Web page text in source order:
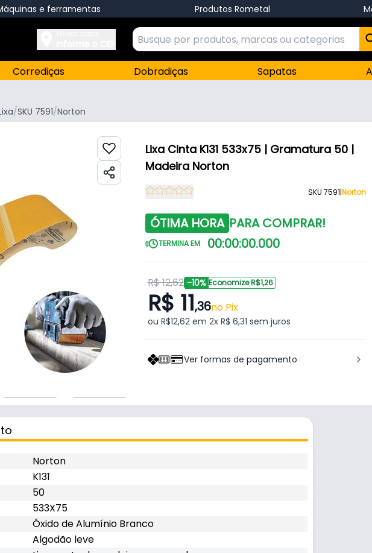
e ferramentas Produtos Rometal
Corrediças Dobradiças Sapatas
/SKU 7591/Norton
Lixa Cinta K131 533x75 | Gramatura 50 |
Madeira Norton
SKU 7591|Norton
ÓTIMA HORA PARA COMPRAR!
TERMINA EM 00:00:00.000
R$ 12,62 -10% Economize R$1,26
R$ 11,36no Pix
ou R$12,62 em 2x R$ 6,31 sem juros
Ver formas de pagamento
Norton
K131
50
533X75
Óxido de Alumínio Branco
Algodão leve